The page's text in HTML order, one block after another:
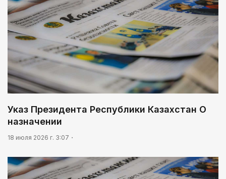
Указ Президента Республики Казахстан О
назначении
18 июля 2026 г. 3:07